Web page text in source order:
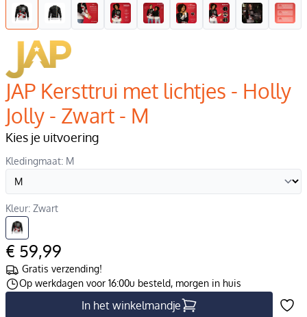
JAP Kersttrui met lichtjes - Holly
Jolly - Zwart - M
Kies je uitvoering
Kledingmaat: M
Kleur: Zwart
€ 59,99
Gratis verzending!
Op werkdagen voor 16:00u besteld, morgen in huis
In het winkelmandje